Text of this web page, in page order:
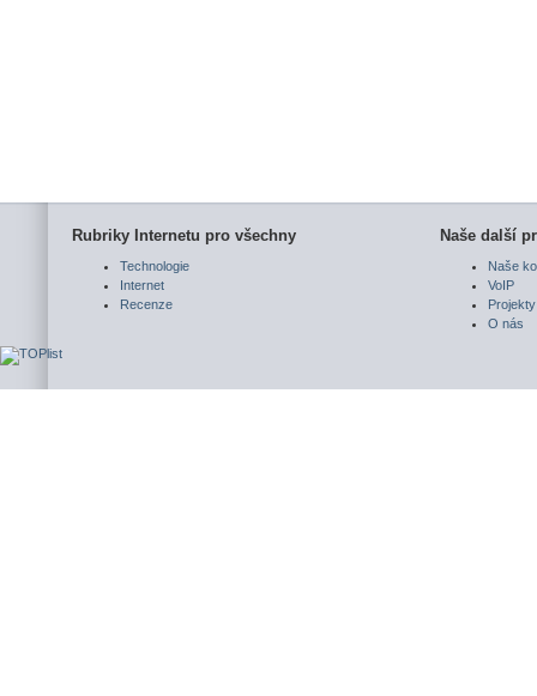
Rubriky Internetu pro všechny
Technologie
Internet
Recenze
Naše další
Naše
VoIP
Projekty
O nás